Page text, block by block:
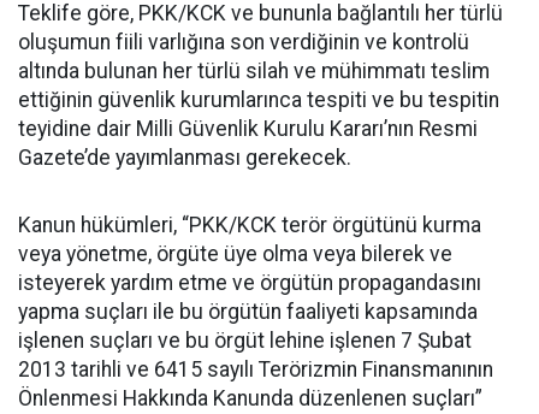
Teklife göre, PKK/KCK ve bununla bağlantılı her türlü
oluşumun fiili varlığına son verdiğinin ve kontrolü
altında bulunan her türlü silah ve mühimmatı teslim
ettiğinin güvenlik kurumlarınca tespiti ve bu tespitin
teyidine dair Milli Güvenlik Kurulu Kararı’nın Resmi
Gazete’de yayımlanması gerekecek.
Kanun hükümleri, “PKK/KCK terör örgütünü kurma
veya yönetme, örgüte üye olma veya bilerek ve
isteyerek yardım etme ve örgütün propagandasını
yapma suçları ile bu örgütün faaliyeti kapsamında
işlenen suçları ve bu örgüt lehine işlenen 7 Şubat
2013 tarihli ve 6415 sayılı Terörizmin Finansmanının
Önlenmesi Hakkında Kanunda düzenlenen suçları”